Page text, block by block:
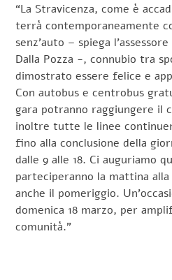
“La Stravicenza, come è
terrà contemporaneamente
senz’auto – spiega
Dalla Pozza -, connubio tra
dimostrato essere felice e
Con autobus e centrobus
gara potranno raggiungere il
inoltre tutte le linee
fino alla conclusione della
dalle 9 alle 18. Ci auguriamo
parteciperanno la mattina
anche il pomeriggio.
domenica 18 marzo, per
comunità.”